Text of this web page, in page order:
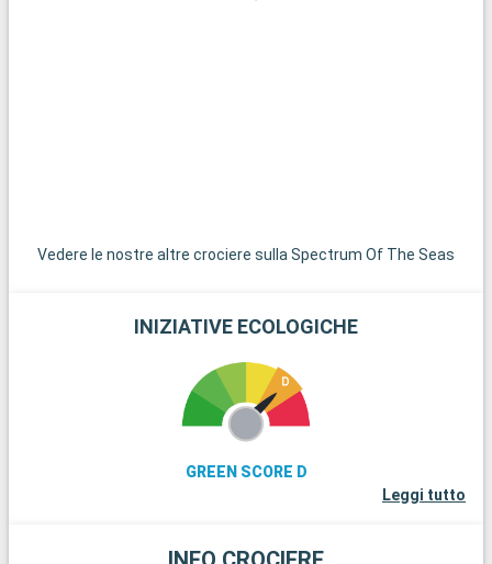
Vedere le nostre altre crociere sulla Spectrum Of The Seas
INIZIATIVE ECOLOGICHE
GREEN SCORE D
Leggi tutto